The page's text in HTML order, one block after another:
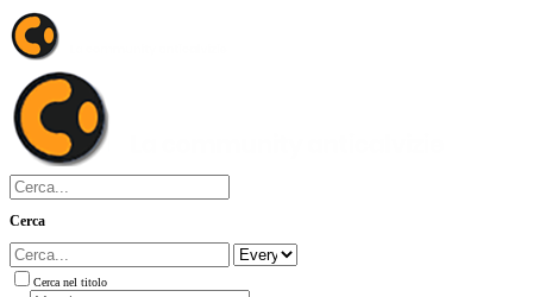
Cerca
Cerca nel titolo